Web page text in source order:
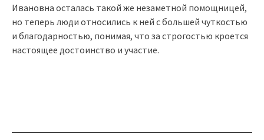
Ивановна осталась такой же незаметной помощницей,
но теперь люди относились к ней с большей чуткостью
и благодарностью, понимая, что за строгостью кроется
настоящее достоинство и участие.